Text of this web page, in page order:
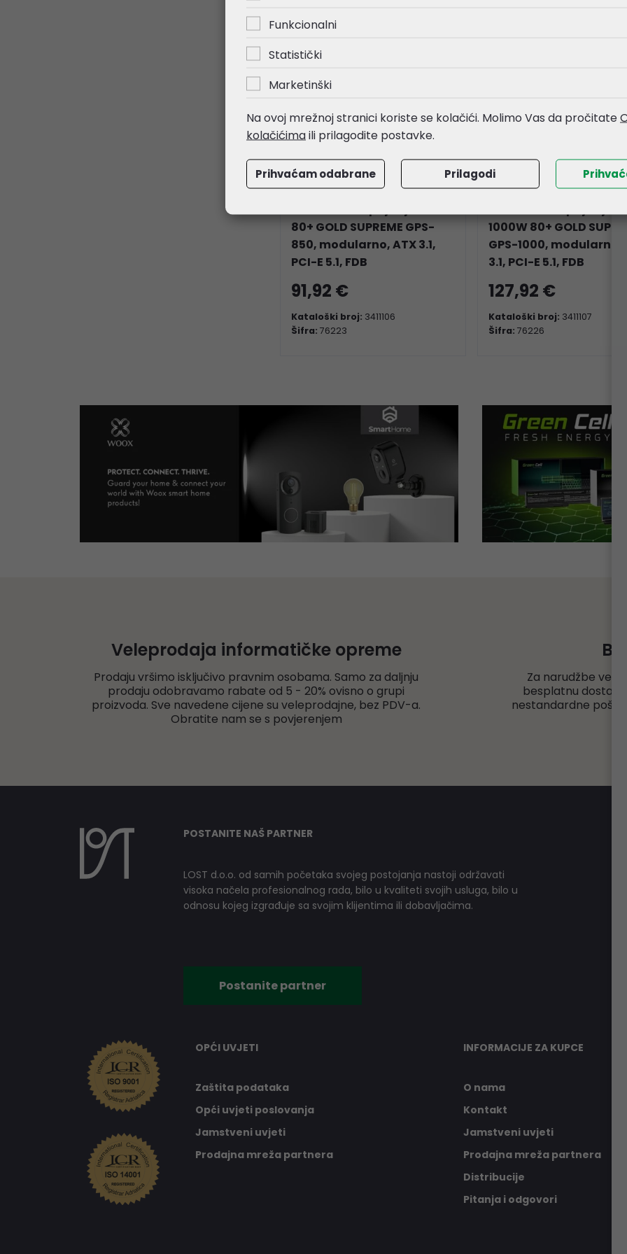
NOVO !!!
80+ GOLD SUPREME GPS-
850, modularno, ATX 3.1,
PCI-E 5.1, FDB
91,92 €
Kataloški broj: 3411106
Šifra: 76223
1000W 80+ GOLD
GPS-1000, modularno,
3.1, PCI-E 5.1, FDB
127,92 €
Kataloški broj: 3411107
Šifra: 76226
Veleprodaja informatičke opreme
Prodaju vršimo isključivo pravnim osobama. Samo za daljnju
prodaju odobravamo rabate od 5 - 20% ovisno o grupi
proizvoda. Sve navedene cijene su veleprodajne, bez PDV-a.
Obratite nam se s povjerenjem
Za narudžbe
besplatnu dostavu
nestandardne
POSTANITE NAŠ PARTNER
LOST d.o.o. od samih početaka svojeg postojanja nastoji održavati
visoka načela profesionalnog rada, bilo u kvaliteti svojih usluga, bilo u
odnosu kojeg izgrađuje sa svojim klijentima ili dobavljačima.
Postanite partner
OPĆI UVJETI
Zaštita podataka
Opći uvjeti poslovanja
Jamstveni uvjeti
Prodajna mreža partnera
INFORMACIJE ZA KUPCE
O nama
Kontakt
Jamstveni uvjeti
Prodajna mreža partnera
Distribucije
Pitanja i odgovori
Funkcionalni
Statistički
Marketinški
Na ovoj mrežnoj stranici koriste se kolačići. Molimo Vas da pročitate
kolačićimaili prilagodite postavke.
Prihvaćam odabrane Prilagodi